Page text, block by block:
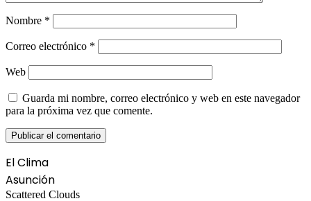
Nombre *
Correo electrónico *
Web
Guarda mi nombre, correo electrónico y web en este navegador
para la próxima vez que comente.
El Clima
Asunción
Scattered Clouds